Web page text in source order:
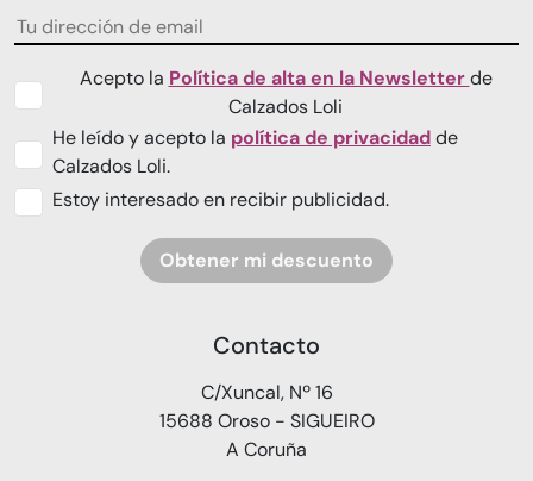
Acepto la Política de alta en la Newsletterde
Calzados Loli
He leído y acepto la política de privacidadde
Calzados Loli.
Estoy interesado en recibir publicidad.
Obtener mi descuento
Contacto
C/Xuncal, Nº 16
15688 Oroso - SIGUEIRO
A Coruña